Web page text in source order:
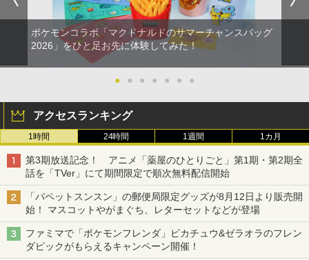
ポケモンコラボ「マクドナルドのサマーチャンスバッグ
2026」をひと足お先に体験してみた！
● ● ● ● ● ● ●
アクセスランキング
1時間 24時間 1週間 1カ月
第3期放送記念！ アニメ「薬屋のひとりごと」第1期・第2期全
話を「TVer」にて期間限定で順次無料配信開始
「パペットスンスン」の郵便局限定グッズが8月12日より販売開
始！ マスコットやがまぐち、レターセットなどが登場
ファミマで「ポケモンフレンダ」ピカチュウ&ゼラオラのフレン
ダピックがもらえるキャンペーン開催！